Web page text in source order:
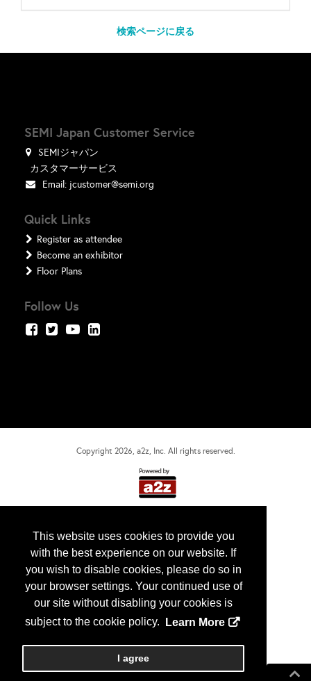
This website uses cookies to provide you
with the best experience on our website. If
you wish to disable cookies, please do so in
your browser settings. Your continued use of
our site without disabling your cookies is
subject to the cookie policy.
Learn More
I agree
検索ページに戻る
SEMI Japan Customer Service
SEMIジャパン
カスタマーサービス
Email: jcustomer@semi.org
Quick Links
Register as attendee
Become an exhibitor
Floor Plans
Follow Us
Copyright 2026, a2z, Inc. All rights reserved.